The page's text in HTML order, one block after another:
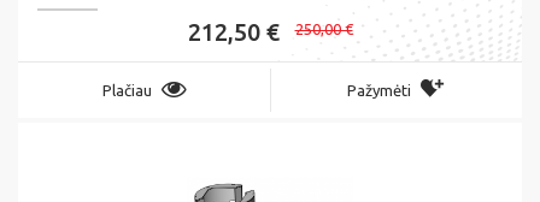
212,50 € 250,00 €
Plačiau Pažymėti